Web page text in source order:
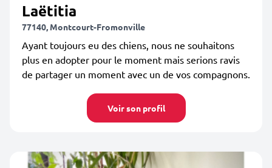
Laëtitia
77140, Montcourt-Fromonville
Ayant toujours eu des chiens, nous ne souhaitons
plus en adopter pour le moment mais serions ravis
de partager un moment avec un de vos compagnons.
Voir son profil